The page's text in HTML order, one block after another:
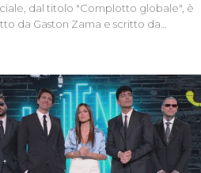
dal titolo "Complotto globale", è
da Gaston Zama e scritto da
dei sospetti globali e del
che negli ultimi anni hanno
network, talk show, piazze digitali
collettivo.